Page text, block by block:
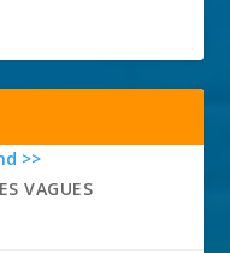
>>
VAGUES